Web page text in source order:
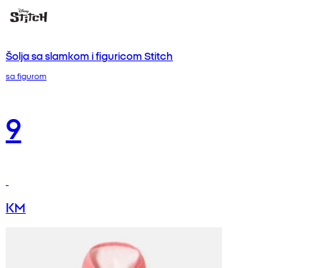
Šolja sa slamkom i figuricom Stitch
sa figurom
9
KM